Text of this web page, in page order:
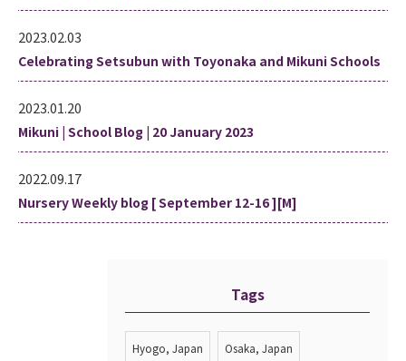
Celebrating Setsubun with Toyonaka and Mikuni Schools
2023.02.03
Mikuni | School Blog | 20 January 2023
2023.01.20
Nursery Weekly blog [ September 12-16 ][M]
2022.09.17
Tags
Hyogo, Japan Osaka, Japan